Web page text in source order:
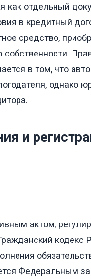
как отдельный
в кредитный
средство,
в том, что
однако
и
актом,
кодекс
Федеральным